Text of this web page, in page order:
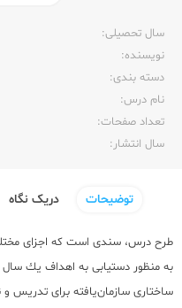
سال تحصیلی:‌
نویسنده:‌
دسته بندی:
نام درس:
تعداد صفحات:‌
سال انتشار:‌
توضیحات دریک نگاه
طرح درس، سندی است كه اجزای
به منظور دستیابی به اهداف یك
ساختاری سازمان‌یافته برای تدریس